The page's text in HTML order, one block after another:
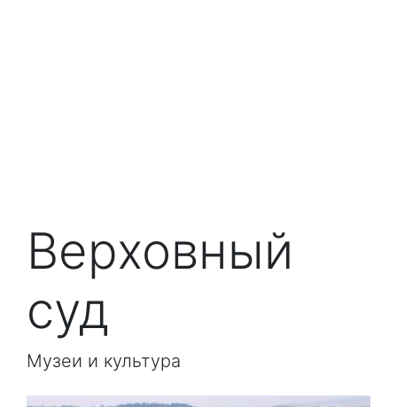
Верховный
суд
Музеи и культура